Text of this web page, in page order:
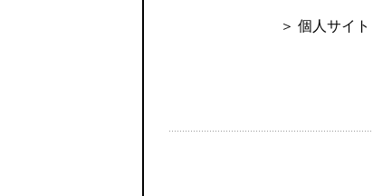
＞ 個人サイト